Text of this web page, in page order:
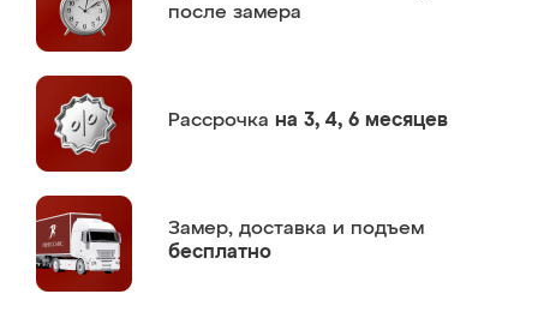
после замера
Рассрочка на 3, 4, 6 месяцев
Замер, доставка и подъем
бесплатно